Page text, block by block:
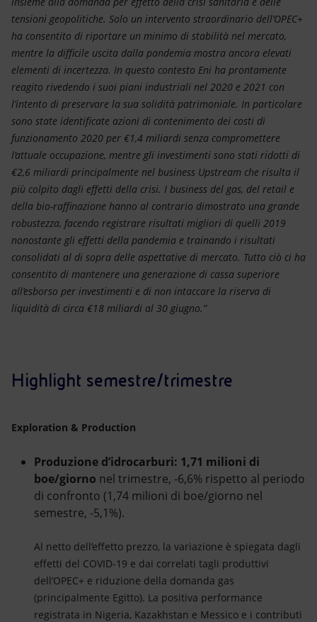
tensioni geopolitiche. Solo un intervento straordinario dell’OPEC+
ha consentito di riportare un minimo di stabilità nel mercato,
mentre la difficile uscita dalla pandemia mostra ancora elevati
elementi di incertezza. In questo contesto Eni ha prontamente
reagito rivedendo i suoi piani industriali nel 2020 e 2021 con
l’intento di preservare la sua solidità patrimoniale. In particolare
sono state identificate azioni di contenimento dei costi di
funzionamento 2020 per €1,4 miliardi senza compromettere
l’attuale occupazione, mentre gli investimenti sono stati ridotti di
€2,6 miliardi principalmente nel business Upstream che risulta il
più colpito dagli effetti della crisi. I business del gas, del retail e
della bio-raffinazione hanno al contrario dimostrato una grande
robustezza, facendo registrare risultati migliori di quelli 2019
nonostante gli effetti della pandemia e trainando i risultati
consolidati al di sopra delle aspettative di mercato. Tutto ciò ci ha
consentito di mantenere una generazione di cassa superiore
all’esborso per investimenti e di non intaccare la riserva di
liquidità di circa €18 miliardi al 30 giugno.”
Highlight semestre/trimestre
Exploration & Production
Produzione d’idrocarburi: 1,71 milioni di
boe/giorno nel trimestre, -6,6% rispetto al periodo
di confronto (1,74 milioni di boe/giorno nel
semestre, -5,1%).
Al netto dell’effetto prezzo, la variazione è spiegata dagli
effetti del COVID-19 e dai correlati tagli produttivi
dell’OPEC+ e riduzione della domanda gas
(principalmente Egitto). La positiva performance
registrata in Nigeria, Kazakhstan e Messico e i contributi